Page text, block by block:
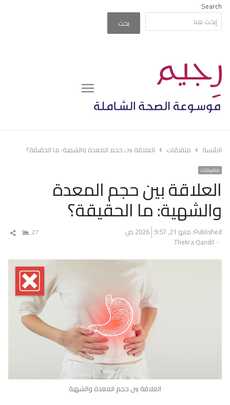
Search
بحث
Menu
الرئيسة متفرقات العلاقة بين حجم المعدة والشهية: ما الحقيقة؟
متفرقات
العلاقة بين حجم المعدة
والشهية: ما الحقيقة؟
Published: مايو 21, 2026 9:57 ص
Author
Thekra Qandil
27
العلاقة بين حجم المعدة والشهية